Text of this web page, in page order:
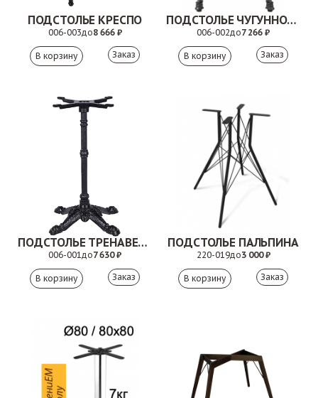
ПОДСТОЛЬЕ КРЕСПО
006-003до8 666 ₽
Заказ
ПОДСТОЛЬЕ ЧУГУННОЕ ОЛИВИЯ
006-002до7 266 ₽
Заказ
ПОДСТОЛЬЕ ТРЕНАВЕРА
006-001до7 630 ₽
Заказ
ПОДСТОЛЬЕ ПАЛЬПИНА
220-019до3 000 ₽
Заказ